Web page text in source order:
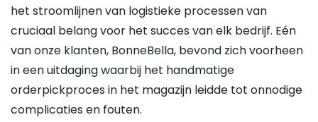
het stroomlijnen van logistieke processen van
cruciaal belang voor het succes van elk bedrijf. Eén
van onze klanten, BonneBella, bevond zich voorheen
in een uitdaging waarbij het handmatige
orderpickproces in het magazijn leidde tot onnodige
complicaties en fouten.